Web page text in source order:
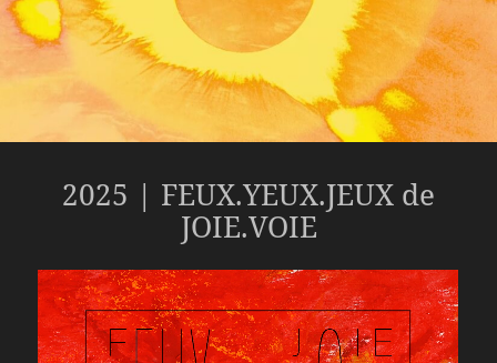
2025 | FEUX.YEUX.JEUX de
JOIE.VOIE